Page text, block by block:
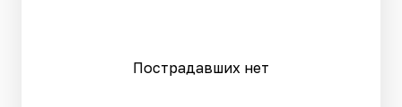
Пострадавших нет